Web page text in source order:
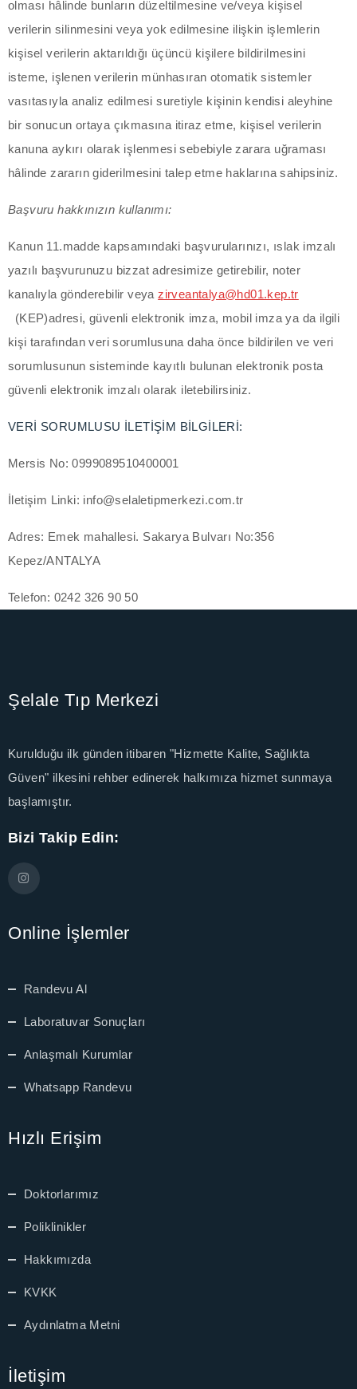
Forum
escort
giriş
mavibet giriş
escort
giriş
giriş
giriş
giriş
web tasarım
giriş
giriş
giriş
giriş
giriş
olması hâlinde bunların düzeltilmesine ve/veya kişisel
verilerin silinmesini veya yok edilmesine ilişkin işlemlerin
kişisel verilerin aktarıldığı üçüncü kişilere bildirilmesini
isteme, işlenen verilerin münhasıran otomatik sistemler
vasıtasıyla analiz edilmesi suretiyle kişinin kendisi aleyhine
bir sonucun ortaya çıkmasına itiraz etme, kişisel verilerin
kanuna aykırı olarak işlenmesi sebebiyle zarara uğraması
hâlinde zararın giderilmesini talep etme haklarına sahipsiniz.
Başvuru hakkınızın kullanımı:
Kanun 11.madde kapsamındaki başvurularınızı, ıslak imzalı
yazılı başvurunuzu bizzat adresimize getirebilir, noter
kanalıyla gönderebilir veyazirveantalya@hd01.kep.tr
(KEP)adresi, güvenli elektronik imza, mobil imza ya da ilgili
kişi tarafından veri sorumlusuna daha önce bildirilen ve veri
sorumlusunun sisteminde kayıtlı bulunan elektronik posta
güvenli elektronik imzalı olarak iletebilirsiniz.
VERİ SORUMLUSU İLETİŞİM BİLGİLERİ:
Mersis No: 0999089510400001
İletişim Linki: info@selaletipmerkezi.com.tr
Adres: Emek mahallesi. Sakarya Bulvarı No:356
Kepez/ANTALYA
Telefon: 0242 326 90 50
Şelale Tıp Merkezi
Kurulduğu ilk günden itibaren "Hizmette Kalite, Sağlıkta
Güven" ilkesini rehber edinerek halkımıza hizmet sunmaya
başlamıştır.
Bizi Takip Edin:
Online İşlemler
Randevu Al
Laboratuvar Sonuçları
Anlaşmalı Kurumlar
Whatsapp Randevu
Hızlı Erişim
Doktorlarımız
Poliklinikler
Hakkımızda
KVKK
Aydınlatma Metni
İletişim